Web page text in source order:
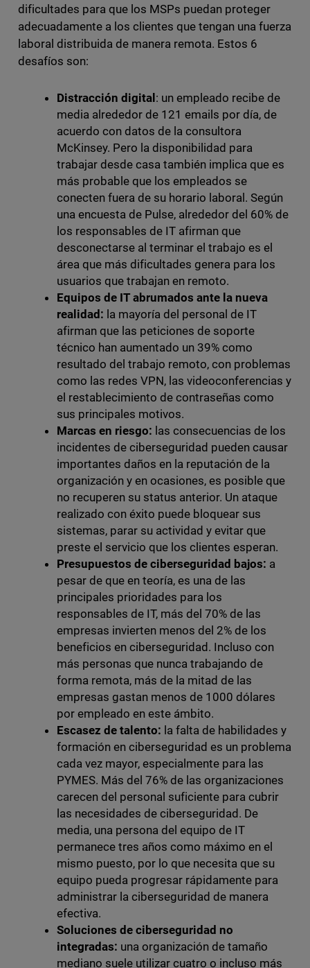
dificultades para que los MSPs puedan proteger
adecuadamente a los clientes que tengan una fuerza
laboral distribuida de manera remota. Estos 6
desafíos son:
Distracción digital : un empleado recibe de
media alrededor de 121 emails por día, de
acuerdo con datos de la consultora
McKinsey. Pero la disponibilidad para
trabajar desde casa también implica que es
más probable que los empleados se
conecten fuera de su horario laboral. Según
una encuesta de Pulse, alrededor del 60% de
los responsables de IT afirman que
desconectarse al terminar el trabajo es el
área que más dificultades genera para los
usuarios que trabajan en remoto.
Equipos de IT abrumados ante la nueva
realidad: la mayoría del personal de IT
afirman que las peticiones de soporte
técnico han aumentado un 39% como
resultado del trabajo remoto, con problemas
como las redes VPN, las videoconferencias y
el restablecimiento de contraseñas como
sus principales motivos.
Marcas en riesgo: las consecuencias de los
incidentes de ciberseguridad pueden causar
importantes daños en la reputación de la
organización y en ocasiones, es posible que
no recuperen su status anterior. Un ataque
realizado con éxito puede bloquear sus
sistemas, parar su actividad y evitar que
preste el servicio que los clientes esperan.
Presupuestos de ciberseguridad bajos: a
pesar de que en teoría, es una de las
principales prioridades para los
responsables de IT, más del 70% de las
empresas invierten menos del 2% de los
beneficios en ciberseguridad. Incluso con
más personas que nunca trabajando de
forma remota, más de la mitad de las
empresas gastan menos de 1000 dólares
por empleado en este ámbito.
Escasez de talento: la falta de habilidades y
formación en ciberseguridad es un problema
cada vez mayor, especialmente para las
PYMES. Más del 76% de las organizaciones
carecen del personal suficiente para cubrir
las necesidades de ciberseguridad. De
media, una persona del equipo de IT
permanece tres años como máximo en el
mismo puesto, por lo que necesita que su
equipo pueda progresar rápidamente para
administrar la ciberseguridad de manera
efectiva.
Soluciones de ciberseguridad no
integradas: una organización de tamaño
mediano suele utilizar cuatro o incluso más